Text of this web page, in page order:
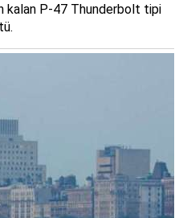
kalan P-47 Thunderbolt tipi